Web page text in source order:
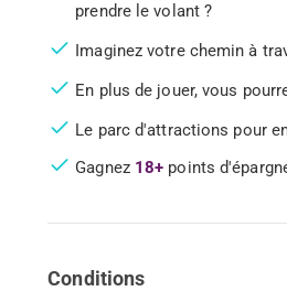
prendre le volant ?
Imaginez votre chemin à
En plus de jouer, vous
Le parc d'attractions pour
Gagnez 18+ points
Conditions